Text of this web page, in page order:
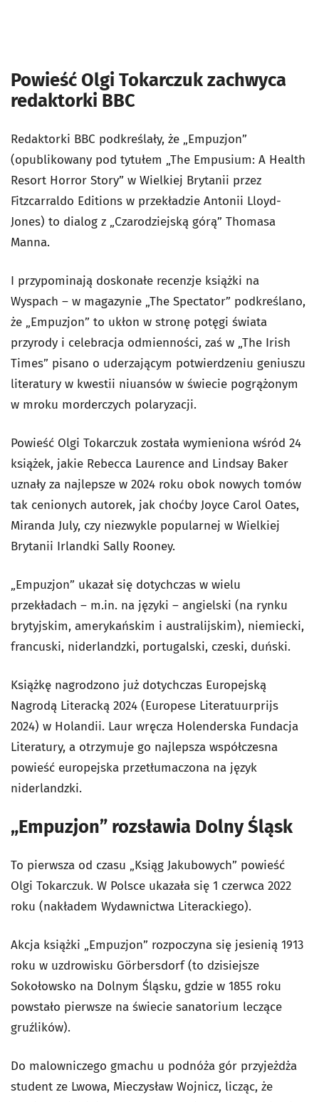
Powieść Olgi Tokarczuk zachwyca
redaktorki BBC
Redaktorki BBC podkreślały, że „Empuzjon”
(opublikowany pod tytułem „The Empusium: A Health
Resort Horror Story” w Wielkiej Brytanii przez
Fitzcarraldo Editions w przekładzie Antonii Lloyd-
Jones) to dialog z „Czarodziejską górą” Thomasa
Manna.
I przypominają doskonałe recenzje książki na
Wyspach – w magazynie „The Spectator” podkreślano,
że „Empuzjon” to ukłon w stronę potęgi świata
przyrody i celebracja odmienności, zaś w „The Irish
Times” pisano o uderzającym potwierdzeniu geniuszu
literatury w kwestii niuansów w świecie pogrążonym
w mroku morderczych polaryzacji.
Powieść Olgi Tokarczuk została wymieniona wśród 24
książek, jakie Rebecca Laurence and Lindsay Baker
uznały za najlepsze w 2024 roku obok nowych tomów
tak cenionych autorek, jak choćby Joyce Carol Oates,
Miranda July, czy niezwykle popularnej w Wielkiej
Brytanii Irlandki Sally Rooney.
„Empuzjon” ukazał się dotychczas w wielu
przekładach – m.in. na języki – angielski (na rynku
brytyjskim, amerykańskim i australijskim), niemiecki,
francuski, niderlandzki, portugalski, czeski, duński.
Książkę nagrodzono już dotychczas Europejską
Nagrodą Literacką 2024 (Europese Literatuurprijs
2024) w Holandii. Laur wręcza Holenderska Fundacja
Literatury, a otrzymuje go najlepsza współczesna
powieść europejska przetłumaczona na język
niderlandzki.
„Empuzjon” rozsławia Dolny Śląsk
To pierwsza od czasu „Ksiąg Jakubowych” powieść
Olgi Tokarczuk. W Polsce ukazała się 1 czerwca 2022
roku (nakładem Wydawnictwa Literackiego).
Akcja książki „Empuzjon” rozpoczyna się jesienią 1913
roku w uzdrowisku Görbersdorf (to dzisiejsze
Sokołowsko na Dolnym Śląsku, gdzie w 1855 roku
powstało pierwsze na świecie sanatorium leczące
gruźlików).
Do malowniczego gmachu u podnóża gór przyjeżdża
student ze Lwowa, Mieczysław Wojnicz, licząc, że